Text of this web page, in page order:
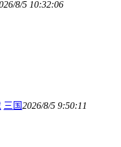
8/5 10:32:06
三国2026/8/5 9:50:11